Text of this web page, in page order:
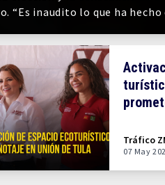
“Es inaudito lo que ha
Tráfico
07 May